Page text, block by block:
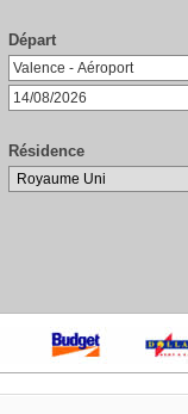
Départ
Résidence